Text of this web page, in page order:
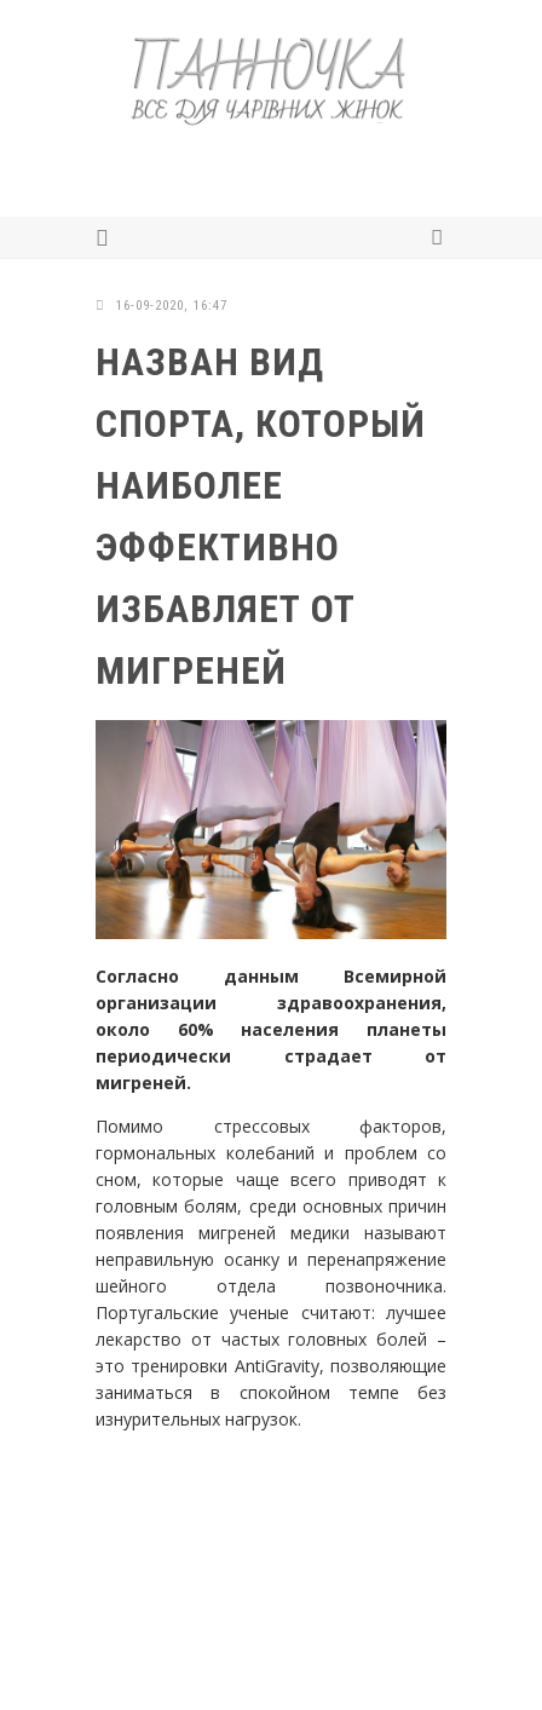
16-09-2020, 16:47
НАЗВАН ВИД
СПОРТА, КОТОРЫЙ
НАИБОЛЕЕ
ЭФФЕКТИВНО
ИЗБАВЛЯЕТ ОТ
МИГРЕНЕЙ
Согласно данным Всемирной
организации здравоохранения,
около 60% населения планеты
периодически страдает от
мигреней.
Помимо стрессовых факторов,
гормональных колебаний и проблем со
сном, которые чаще всего приводят к
головным болям, среди основных причин
появления мигреней медики называют
неправильную осанку и перенапряжение
шейного отдела позвоночника.
Португальские ученые считают: лучшее
лекарство от частых головных болей –
это тренировки AntiGravity, позволяющие
заниматься в спокойном темпе без
изнурительных нагрузок.